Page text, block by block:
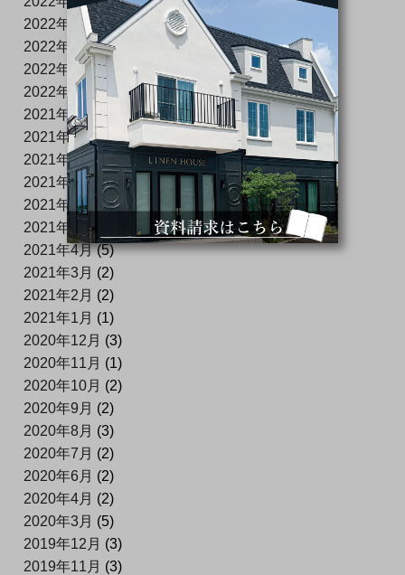
2022年8月(2)
2022年6月(1)
2022年4月(4)
2022年1月 (3)
2021年12月(1)
2021年11月(1)
2021年10月
(2)
2021年8月 (1)
2021年6月
(3)
2021年5月(1)
2021年4月(5)
2021年3月 (2)
2021年2月 (2)
2021年1月 (1)
2020年12月 (3)
2020年11月 (1)
2020年10月 (2)
2020年9月 (2)
2020年8月 (3)
2020年7月 (2)
2020年6月 (2)
2020年4月 (2)
2020年3月 (5)
2019年12月 (3)
2019年11月 (3)